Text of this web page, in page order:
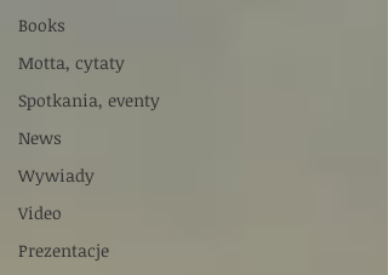
Books
Motta, cytaty
Spotkania, eventy
News
Wywiady
Video
Prezentacje